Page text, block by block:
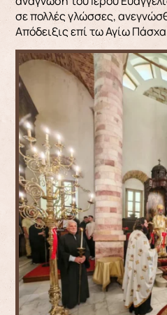
σε πολλές γλώσσες,
Απόδειξις επί τω Αγίω